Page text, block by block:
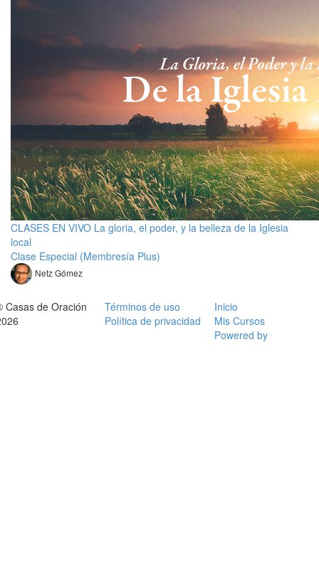
CLASES EN VIVO La gloria, el poder, y la belleza de la Iglesia
local
Clase Especial (Membresía Plus)
Netz Gómez
Casas de Oración
Términos de uso
Política de privacidad
Inicio
Mis Cursos
Powered by